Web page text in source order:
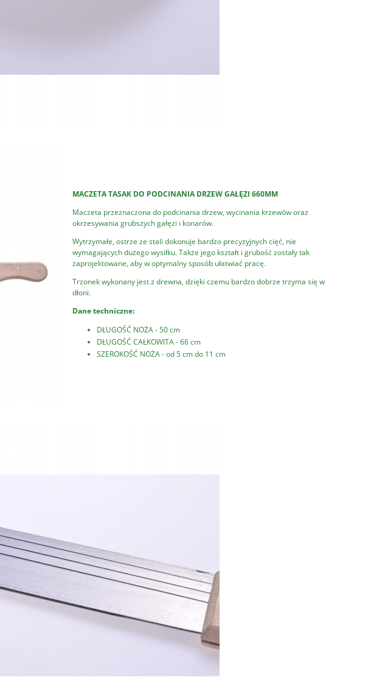
MACZETA TASAK DO PODCINANIA DRZEW GAŁĘZI 660MM
Maczeta przeznaczona do podcinania drzew, wycinania krzewów oraz
okrzesywania grubszych gałęzi i konarów.
Wytrzymałe, ostrze ze stali dokonuje bardzo precyzyjnych cięć, nie
wymagających dużego wysiłku. Także jego kształt i grubość zostały tak
zaprojektowane, aby w optymalny sposób ułatwiać pracę.
Trzonek wykonany jest z drewna, dzięki czemu bardzo dobrze trzyma się w
dłoni.
Dane techniczne:
DŁUGOŚĆ NOŻA - 50 cm
DŁUGOŚĆ CAŁKOWITA - 66 cm
SZEROKOŚĆ NOŻA - od 5 cm do 11 cm